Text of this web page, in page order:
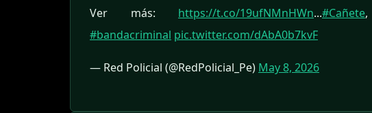
Ver más: https://t.co/19ufNMnHWn...#Cañete
#bandacriminal pic.twitter.com/dAbA0b7kvF
— Red Policial (@RedPolicial_Pe) May 8, 2026